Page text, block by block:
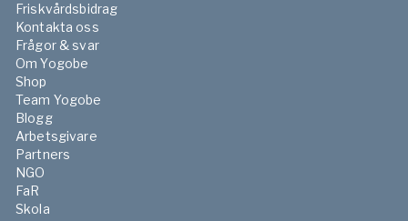
Friskvårdsbidrag
Kontakta oss
Frågor & svar
Om Yogobe
Shop
Team Yogobe
Blogg
Arbetsgivare
Partners
NGO
FaR
Skola